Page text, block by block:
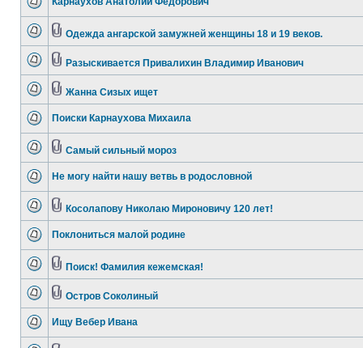
Одежда ангарской замужней женщины 18 и 19 веков.
Разыскивается Привалихин Владимир Иванович
Жанна Сизых ищет
Поиски Карнаухова Михаила
Самый сильный мороз
Не могу найти нашу ветвь в родословной
Косолапову Николаю Мироновичу 120 лет!
Поклониться малой родине
Поиск! Фамилия кежемская!
Остров Соколиный
Ищу Вебер Ивана